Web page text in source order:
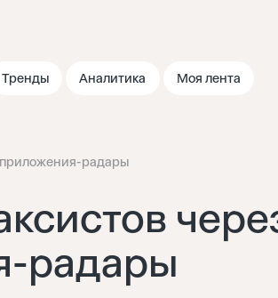
Тренды Аналитика Моя лента
радары
радары